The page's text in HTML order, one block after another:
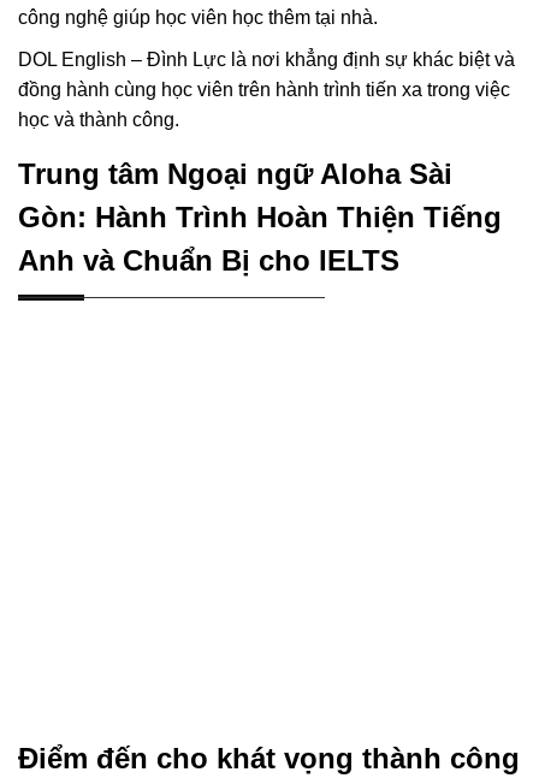
công nghệ giúp học viên học thêm tại nhà.
DOL English – Đình Lực là nơi khẳng định sự khác biệt và
đồng hành cùng học viên trên hành trình tiến xa trong việc
học và thành công.
Trung tâm Ngoại ngữ Aloha Sài
Gòn: Hành Trình Hoàn Thiện Tiếng
Anh và Chuẩn Bị cho IELTS
Điểm đến cho khát vọng thành công